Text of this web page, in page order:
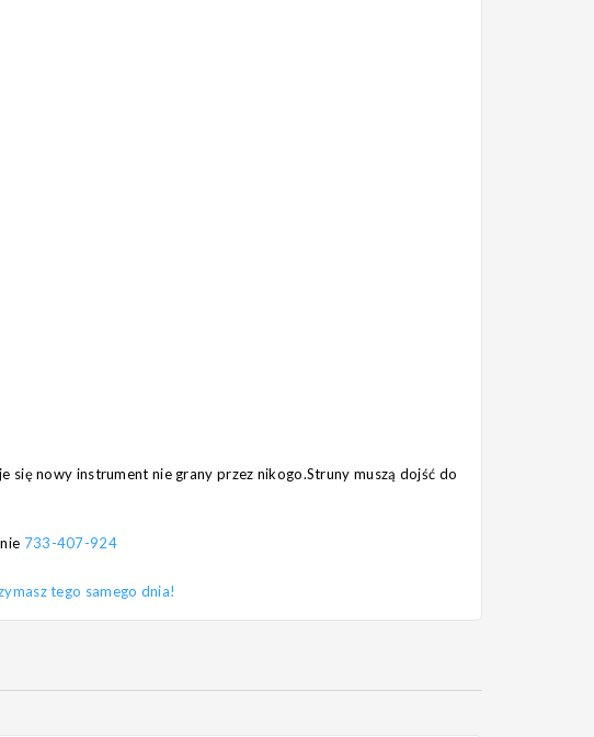
się nowy instrument nie grany przez nikogo.Struny muszą dojść do
733-407-924
tego samego dnia!